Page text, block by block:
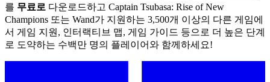
를 무료로 다운로드하고 Captain Tsubasa: Rise of New
Champions 또는 Wand가 지원하는 3,500개 이상의 다른 게임에
서 게임 지원, 인터랙티브 맵, 게임 가이드 등으로 더 높은 단계
로 도약하는 수백만 명의 플레이어와 함께하세요!